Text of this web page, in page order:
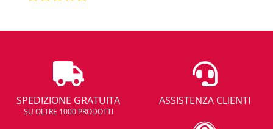
SPEDIZIONE GRATUITA
SU OLTRE 1000 PRODOTTI
ASSISTENZA CLIENTI